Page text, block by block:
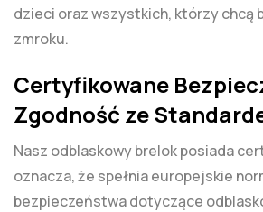
dzieci oraz wszystkich, którzy chcą
zmroku.
Certyfikowane
Zgodność ze
Nasz odblaskowy brelok posiada
oznacza, że spełnia europejskie
bezpieczeństwa dotyczące